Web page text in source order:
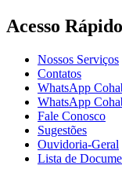
Acesso Rápido
Nossos Serviços
Contatos
WhatsApp
WhatsApp
Fale Conosco
Sugestões
Ouvidoria-Geral
Lista de